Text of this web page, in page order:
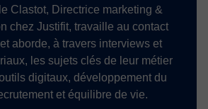
Clastot, Directrice marketing &
chez Justifit, travaille au contact
aborde, à travers interviews et
les sujets clés de leur métier
digitaux, développement du
et équilibre de vie.